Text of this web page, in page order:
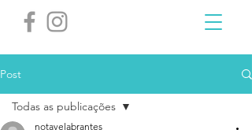
Post
Todas as publicações
notavelabrantes